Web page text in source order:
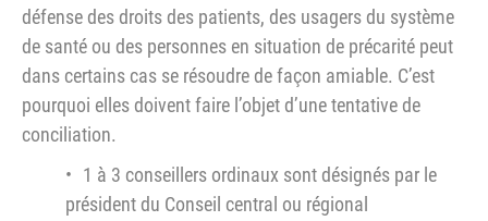
défense des droits des patients, des usagers du système
de santé ou des personnes en situation de précarité peut
dans certains cas se résoudre de façon amiable. C’est
pourquoi elles doivent faire l’objet d’une tentative de
conciliation.
1 à 3 conseillers ordinaux sont désignés par le
président du Conseil central ou régional